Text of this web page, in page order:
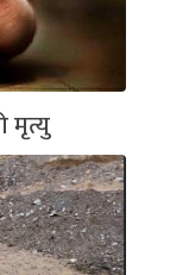
मृत्यु